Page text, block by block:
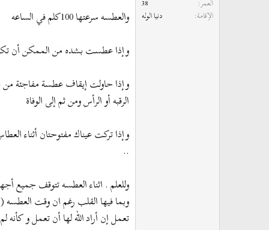
العمر
38
الإقامة
دنيا الوله
والعطسه سرعتها 100كلم في الساعه
وإذا عطست بشده من الممكن أن
وإذا حاولت إيقاف عطسة مفاجئة من
الرقبه أو الرأس ومن ثم إلى الوفاة
وإذا تركت عيناك مفتوحتان أثناء
..
وللعلم . اثناء العطسه تتوقف جميع
وبما فيها القلب رغم ان وقت العطسه (
تعمل إن أراد الله لها أن تعمل و